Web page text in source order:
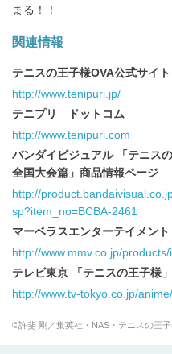
まる！！
関連情報
テニスの王子様OVA公式サイト
http://www.tenipuri.jp/
テニプリ ドットコム
http://www.tenipuri.com
バンダイビジュアル 「テニ
全国大会篇」商品情報ページ
http://
sp?item_no=BCBA-2461
マーベラスエンターテイメント
http://www.mmv.co.jp/
テレビ東京 「テニスの王子様
http://www.tv-tokyo.co.jp/
©許斐 剛／集英社・NAS・テニスの王子